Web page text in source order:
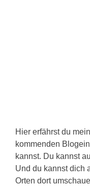
Hier erfährst du
kommenden
kannst. Du kannst
Und du kannst dich
Orten dort